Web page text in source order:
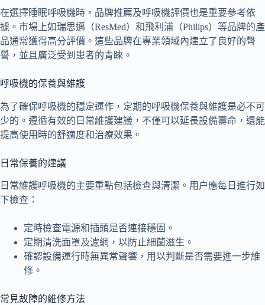
在選擇睡眠呼吸機時，品牌推薦及呼吸機評價也是重要參考依
據。市場上如瑞思邁（ResMed）和飛利浦（Philips）等品牌的產
品通常獲得高分評價。這些品牌在專業領域內建立了良好的聲
譽，並且廣泛受到患者的青睞。
呼吸機的保養與維護
為了確保呼吸機的穩定運作，定期的呼吸機保養與維護是必不可
少的。遵循有效的日常維護建議，不僅可以延長設備壽命，還能
提高使用時的舒適度和治療效果。
日常保養的建議
日常維護呼吸機的主要重點包括檢查與清潔。用户應每日進行如
下檢查：
定時檢查電源和插頭是否連接穩固。
定期清洗面罩及濾網，以防止細菌滋生。
確認設備運行時無異常聲響，用以判斷是否需要進一步維
修。
常見故障的維修方法